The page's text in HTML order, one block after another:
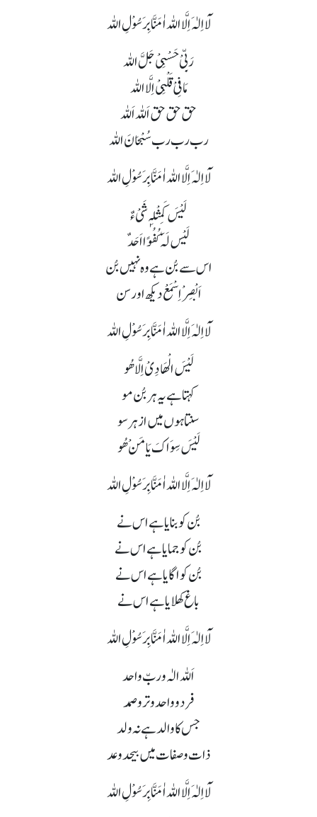
لَآ اِلٰہَ اِلَّا اللہ اٰمَنَّا بِرَسُوْلِ اللہ
رَبِّیْ حَسْبِیْ جَلَّ اللہ
مَافِیْ قَلْبِیْ اِلَّا اللہ
حق حق حق اَللہ اَللہ
رب رب رب سُبْحَانَ اللہ
لَآ اِلٰہَ اِلَّا اللہ اٰمَنَّا بِرَسُوْلِ اللہ
لَیْسَ کَمِثْلِہٖ شَیْءٌ
لَیْس لَہٗ کُفُوًا اَحَدٌ
اس سے بُن ہے وہ نہیں بُن
اَبْصِرْ اِسْمَعْ دیکھ اور سن
لَآ اِلٰہَ اِلَّا اللہ اٰمَنَّا بِرَسُوْلِ اللہ
لَیْسَ الْھَادِیْ اِلَّا ھُو
کہتا ہے یہ ہر بُن مو
سنتا ہوں میں از ہر سو
لَیْسَ سِوَاکَ یَا مَنْ ھُو
لَآ اِلٰہَ اِلَّا اللہ اٰمَنَّا بِرَسُوْلِ اللہ
بُن کو بنایا ہے اس نے
بُن کو جمایا ہے اس نے
بُن کو اگایا ہے اس نے
باغ کھلایا ہے اس نے
لَآ اِلٰہَ اِلَّا اللہ اٰمَنَّا بِرَسُوْلِ اللہ
اَللہ الٰہ وربّ واحد
فرد و واحد و تر و صمد
جس کا والد ہے نہ ولد
ذات و صفات میں بیحد و عد
لَآ اِلٰہَ اِلَّا اللہ اٰمَنَّا بِرَسُوْلِ اللہ